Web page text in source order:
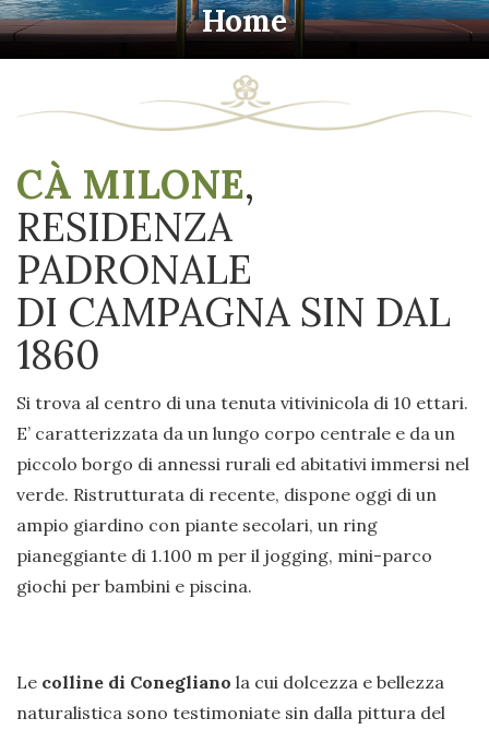
Home
CÀ MILONE,
RESIDENZA
PADRONALE
DI CAMPAGNA SIN DAL
1860
Si trova al centro di una tenuta vitivinicola di 10 ettari.
E’ caratterizzata da un lungo corpo centrale e da un
piccolo borgo di annessi rurali ed abitativi immersi nel
verde. Ristrutturata di recente, dispone oggi di un
ampio giardino con piante secolari, un ring
pianeggiante di 1.100 m per il jogging, mini-parco
giochi per bambini e piscina.
Le colline di Conegliano la cui dolcezza e bellezza
naturalistica sono testimoniate sin dalla pittura del